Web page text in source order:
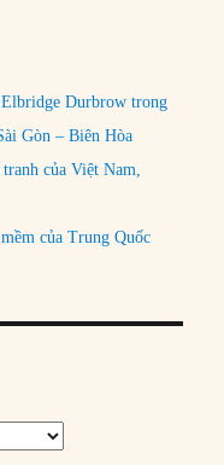
Durbrow trong
Gòn – Biên Hòa
của Việt Nam,
của Trung Quốc